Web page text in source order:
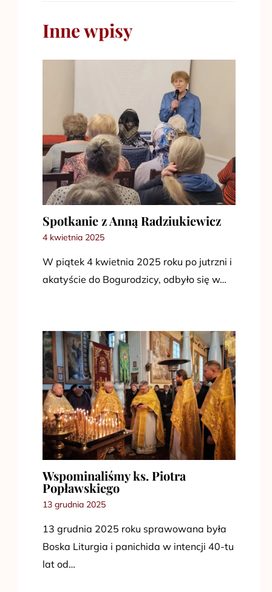
Inne wpisy
Spotkanie z Anną Radziukiewicz
4 kwietnia 2025
W piątek 4 kwietnia 2025 roku po jutrzni i
akatyście do Bogurodzicy, odbyło się w…
Wspominaliśmy ks. Piotra
Popławskiego
13 grudnia 2025
13 grudnia 2025 roku sprawowana była
Boska Liturgia i panichida w intencji 40-tu
lat od…